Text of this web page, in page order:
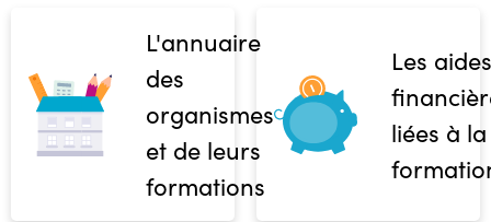
L'annuaire
des
organismes
et de leurs
formations
Les aides
liées à la